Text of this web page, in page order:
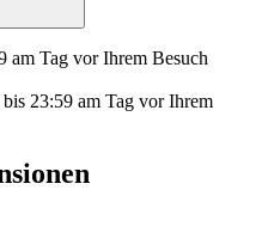
am Tag vor Ihrem Besuch
23:59 am Tag vor Ihrem